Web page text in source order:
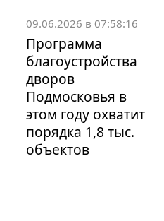
09.06.2026 в 07:58:16
Программа
благоустройства
дворов
Подмосковья в
этом году охватит
порядка 1,8 тыс.
объектов